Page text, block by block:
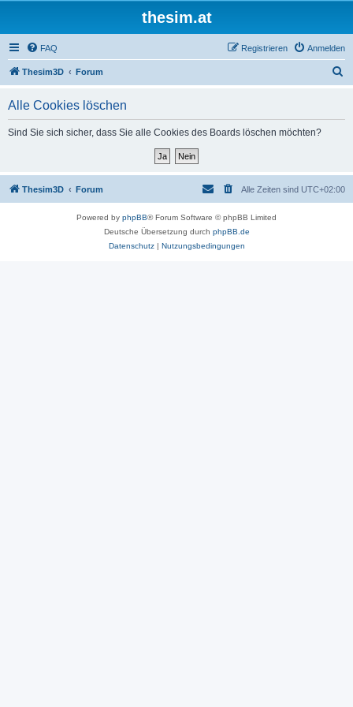
thesim.at
FAQ Anmelden
Registrieren
Thesim3D Forum
Alle Cookies löschen
Sind Sie sich sicher, dass Sie alle Cookies des Boards löschen möchten?
Thesim3D Forum Alle Zeiten sind UTC+02:00
Powered by phpBB® Forum Software © phpBB Limited
Deutsche Übersetzung durch phpBB.de
Datenschutz| Nutzungsbedingungen